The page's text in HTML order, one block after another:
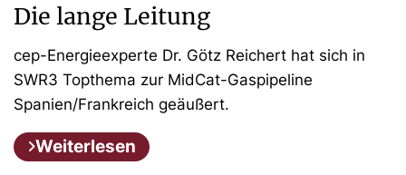
Die lange Leitung
cep-Energieexperte Dr. Götz Reichert hat sich in
SWR3 Topthema zur MidCat-Gaspipeline
Spanien/Frankreich geäußert.
Weiterlesen